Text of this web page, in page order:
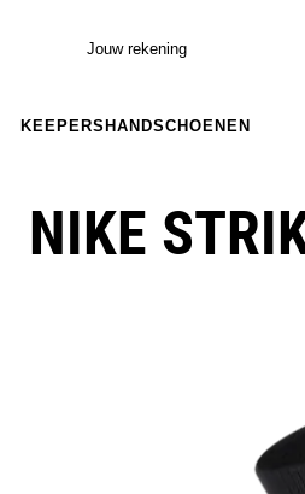
Jouw rekening
KEEPERSHANDSCHOENEN
NIKE